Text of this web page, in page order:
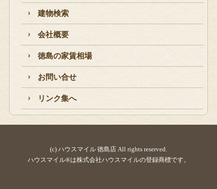
建物検索
会社概要
徳島の家賃相場
お問い合せ
リンク集へ
(c) ハウスマイル 徳島店 All rights reserved.
ハウスマイル®は株式会社ハウスマイルの登録商標です。